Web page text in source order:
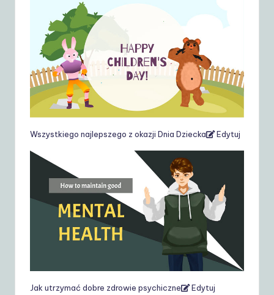
Wszystkiego najlepszego z okazji Dnia Dziecka Edytuj
Jak utrzymać dobre zdrowie psychiczne Edytuj